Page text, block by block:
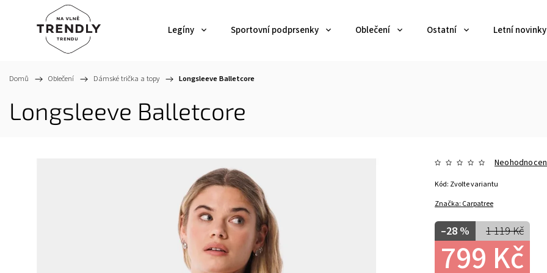
Legíny Sportovní podprsenky Oblečení Ostatní Letní novinky
Domů / Oblečení / Dámské trička a topy / Longsleeve Balletcore
Longsleeve Balletcore
Značka: Carpatree
1 119 Kč
–28 %
799 Kč
Kód: Zvolte variantu